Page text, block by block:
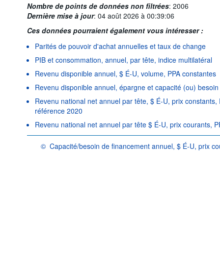
Nombre de points de données non filtrées: 2006
Dernière mise à jour: 04 août 2026 à 00:39:06
Ces données pourraient également vous intéresser :
Parités de pouvoir d'achat annuelles et taux de change
PIB et consommation, annuel, par tête, indice multilatéral
Revenu disponible annuel, $ É-U, volume, PPA constantes
Revenu disponible annuel, épargne et capacité (ou)
Revenu national net annuel par tête, $ É-U, prix constants,
référence 2020
Revenu national net annuel par tête $ É-U, prix courants,
© Capacité/besoin de financement annuel, $ É-U, prix